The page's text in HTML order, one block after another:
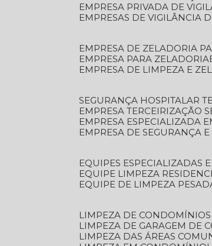
EMPRESA PRIVADA DE
EMPRESAS DE VIGILÂNCIA
EMPRESA DE ZELADORIA
EMPRESA PARA ZELADORIA
EMPRESA DE LIMPEZA E
SEGURANÇA HOSPITALAR
EMPRESA TERCEIRIZAÇÃO
EMPRESA ESPECIALIZADA
EMPRESA DE SEGURANÇA
EQUIPES ESPECIALIZADAS
EQUIPE LIMPEZA
EQUIPE DE LIMPEZA
LIMPEZA DE
LIMPEZA DE GARAGEM DE
LIMPEZA DAS ÁREAS